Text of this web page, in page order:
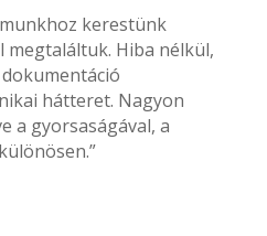
kerestünk
megtaláltuk. Hiba nélkül,
hátteret. Nagyon
a gyorsaságával, a